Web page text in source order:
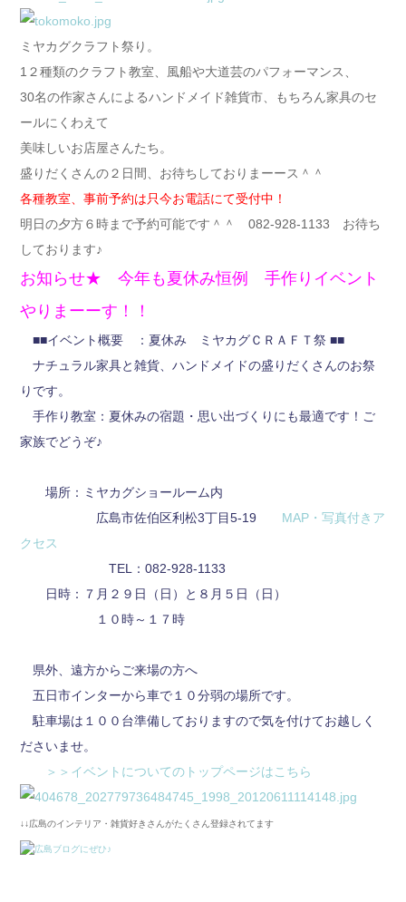
ミヤカグクラフト祭り。
1２種類のクラフト教室、風船や大道芸のパフォーマンス、
30名の作家さんによるハンドメイド雑貨市、もちろん家具のセ
ールにくわえて
美味しいお店屋さんたち。
盛りだくさんの２日間、お待ちしておりまーース＾＾
各種教室、事前予約は只今お電話にて受付中！
明日の夕方６時まで予約可能です＾＾ 082-928-1133 お待ち
しております♪
お知らせ★ 今年も夏休み恒例 手作りイベント
やりまーーす！！
■■イベント概要 ：夏休み ミヤカグＣＲＡＦＴ祭 ■■
ナチュラル家具と雑貨、ハンドメイドの盛りだくさんのお祭
りです。
手作り教室：夏休みの宿題・思い出づくりにも最適です！ご
家族でどうぞ♪
場所：ミヤカグショールーム内
広島市佐伯区利松3丁目5-19
MAP・写真付きア
クセス
TEL：082-928-1133
日時：７月２９日（日）と８月５日（日）
１０時～１７時
県外、遠方からご来場の方へ
五日市インターから車で１０分弱の場所です。
駐車場は１００台準備しておりますので気を付けてお越しく
ださいませ。
＞＞イベントについてのトップページはこちら
↓↓広島のインテリア・雑貨好きさんがたくさん登録されてます